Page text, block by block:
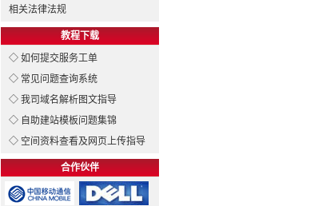
相关法律法规
教程下载
◇ 如何提交服务工单
◇ 常见问题查询系统
◇ 我司域名解析图文指导
◇ 自助建站模板问题集锦
◇ 空间资料查看及网页上传指导
合作伙伴